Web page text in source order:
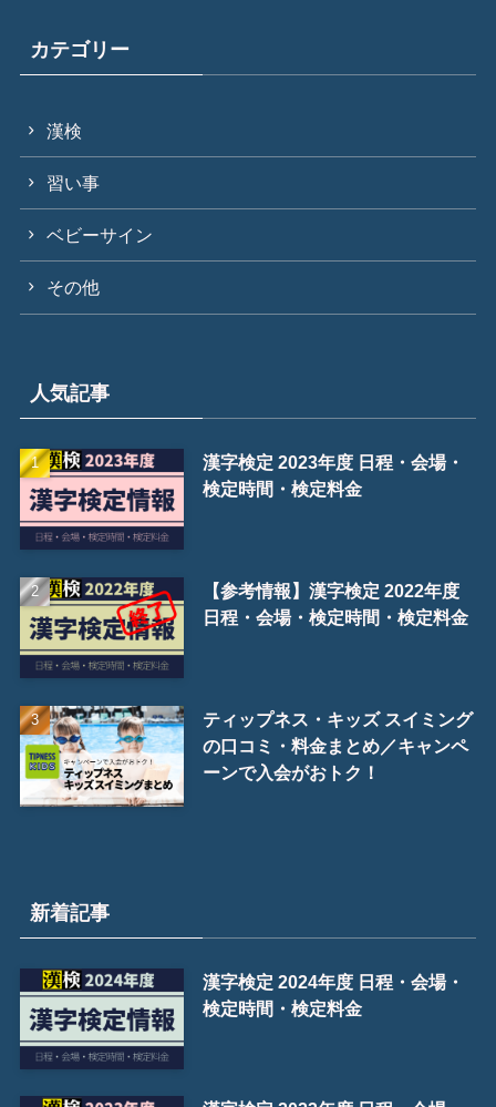
カテゴリー
漢検
習い事
ベビーサイン
その他
人気記事
漢字検定 2023年度 日程・会場・
検定時間・検定料金
【参考情報】漢字検定 2022年度
日程・会場・検定時間・検定料金
ティップネス・キッズ スイミング
の口コミ・料金まとめ／キャンペ
ーンで入会がおトク！
新着記事
漢字検定 2024年度 日程・会場・
検定時間・検定料金